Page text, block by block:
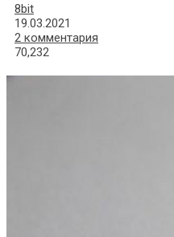
8bit
19.03.2021
2 комментария
70,232